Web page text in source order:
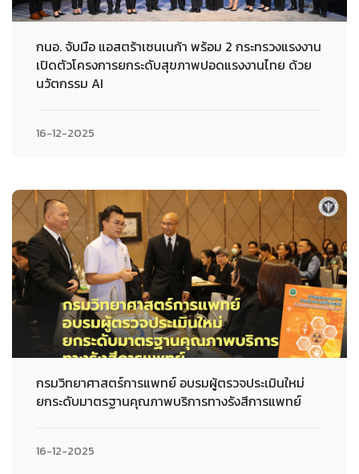
กนอ. จับมือ แอสตร้าเซนเนก้า พร้อม 2 กระทรวงแรงงาน
เปิดตัวโครงการยกระดับสุขภาพปอดแรงงานไทย ด้วย
นวัตกรรม AI
16-12-2025
กรมวิทยาศาสตร์การแพทย์ อบรมผู้ตรวจประเมินใหม่
ยกระดับมาตรฐานคุณภาพบริการทางรังสีการแพทย์
16-12-2025